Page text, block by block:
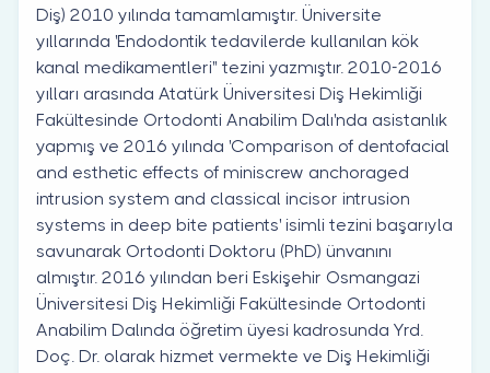
Diş) 2010 yılında tamamlamıştır. Üniversite
yıllarında 'Endodontik tedavilerde kullanılan kök
kanal medikamentleri" tezini yazmıştır. 2010-2016
yılları arasında Atatürk Üniversitesi Diş Hekimliği
Fakültesinde Ortodonti Anabilim Dalı'nda asistanlık
yapmış ve 2016 yılında 'Comparison of dentofacial
and esthetic effects of miniscrew anchoraged
intrusion system and classical incisor intrusion
systems in deep bite patients' isimli tezini başarıyla
savunarak Ortodonti Doktoru (PhD) ünvanını
almıştır. 2016 yılından beri Eskişehir Osmangazi
Üniversitesi Diş Hekimliği Fakültesinde Ortodonti
Anabilim Dalında öğretim üyesi kadrosunda Yrd.
Doç. Dr. olarak hizmet vermekte ve Diş Hekimliği